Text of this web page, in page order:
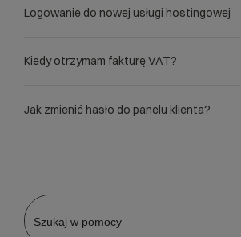
Logowanie do nowej usługi hostingowej
Kiedy otrzymam fakturę VAT?
Jak zmienić hasło do panelu klienta?